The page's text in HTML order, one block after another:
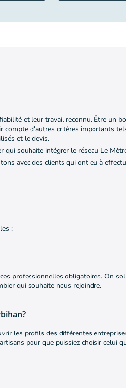
et leur travail reconnu. Être un
compte d'autres critères importants
et le devis.
qui souhaite intégrer le réseau Le
avec des clients qui ont eu à
:
professionnelles obligatoires. On
qui souhaite nous rejoindre.
les profils des différentes
pour que puissiez choisir celui